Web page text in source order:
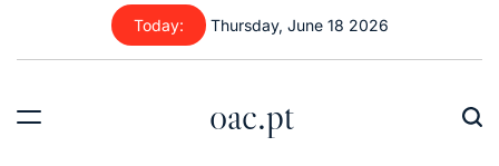
content
Today: Thursday, June 18 2026
oac.pt